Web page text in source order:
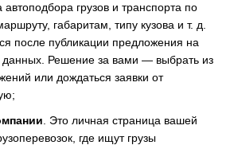
автоподбора грузов и транспорта по
габаритам, типу кузова и т. д.
после публикации предложения на
данных. Решение за вами — выбрать из
или дождаться заявки от
. Это личная страница вашей
где ищут грузы